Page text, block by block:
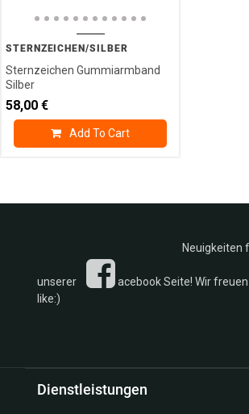
STERNZEICHEN/SILBER
Sternzeichen Gummiarmband
Silber
58,00 €
Add To Cart
Neuigkeiten finden
unserer
acebook Seite! Wir
like:)
Dienstleistungen